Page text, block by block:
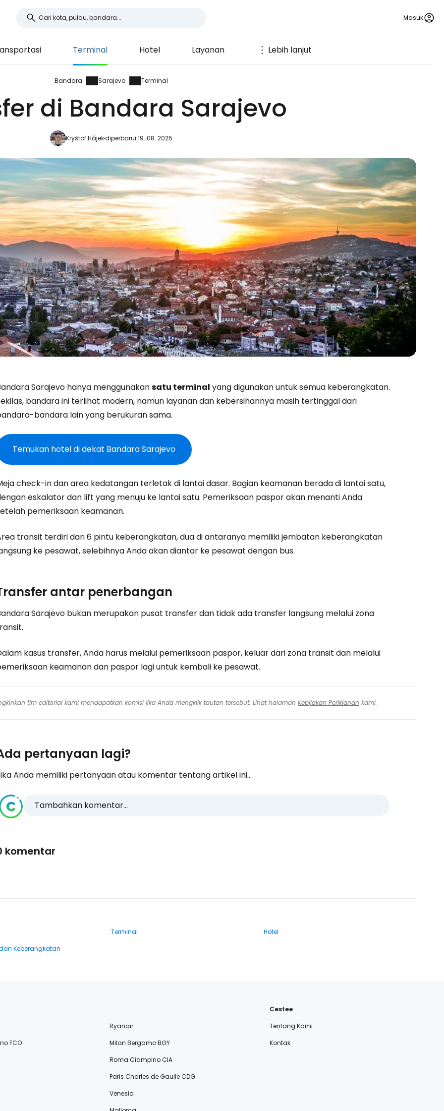
Masuk
Terminal Hotel Layanan Lebih lanjut
Bandara Sarajevo Terminal
di Bandara Sarajevo
Kryštof Hájekdiperbarui 19. 08. 2025
Sarajevo hanya menggunakansatu terminal yang digunakan untuk semua keberangkatan.
bandara ini terlihat modern, namun layanan dan kebersihannya masih tertinggal dari
bandara lain yang berukuran sama.
Temukan hotel di dekat Bandara Sarajevo
check-in dan area kedatangan terletak di lantai dasar. Bagian keamanan berada di lantai satu,
eskalator dan lift yang menuju ke lantai satu. Pemeriksaan paspor akan menanti Anda
pemeriksaan keamanan.
transit terdiri dari 6 pintu keberangkatan, dua di antaranya memiliki jembatan keberangkatan
ke pesawat, selebihnya Anda akan diantar ke pesawat dengan bus.
antar penerbangan
Sarajevo bukan merupakan pusat transfer dan tidak ada transfer langsung melalui zona
kasus transfer, Anda harus melalui pemeriksaan paspor, keluar dari zona transit dan melalui
keamanan dan paspor lagi untuk kembali ke pesawat.
tim editorial kami mendapatkan komisi jika Anda mengklik tautan tersebut. Lihat halaman Kebijakan Periklanan kami.
pertanyaan lagi?
Anda memiliki pertanyaan atau komentar tentang artikel ini...
Tambahkan komentar...
komentar
Terminal
Hotel
Keberangkatan
Ryanair
FCO
Milan Bergamo BGY
Roma Ciampino CIA
Paris Charles de Gaulle CDG
Venesia
Cestee
Tentang Kami
Kontak
Masuk ke Cestee
... komunitas perjalanan di seluruh dunia
Lanjutkan dengan email